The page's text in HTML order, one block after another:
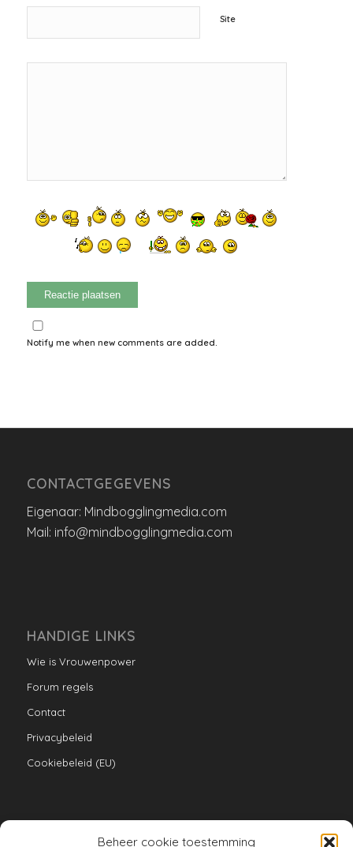
Beheer cookie toestemming
Site
Notify me when new comments are added.
CONTACTGEGEVENS
Eigenaar: Mindbogglingmedia.com
Mail: info@mindbogglingmedia.com
HANDIGE LINKS
Wie is Vrouwenpower
Forum regels
Contact
Privacybeleid
Cookiebeleid (EU)